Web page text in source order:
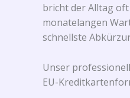
bricht der Alltag
monatelangen
schnellste
Unser
EU-